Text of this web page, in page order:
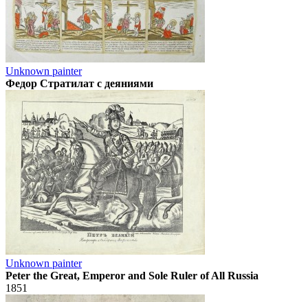
Unknown painter
Федор Стратилат с деяниями
Unknown painter
Peter the Great, Emperor and Sole Ruler of All Russia
1851